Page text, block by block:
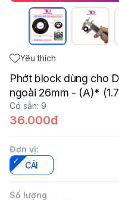
Yêu thích
Phớt block dùng cho
ngoài 26mm - (A)*
Có sẵn: 9
36.000đ
Đơn vị:
CÁI
Số lượng